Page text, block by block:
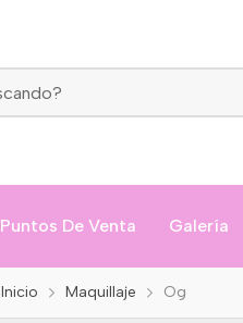
Puntos De Venta Galería
Inicio Maquillaje Og